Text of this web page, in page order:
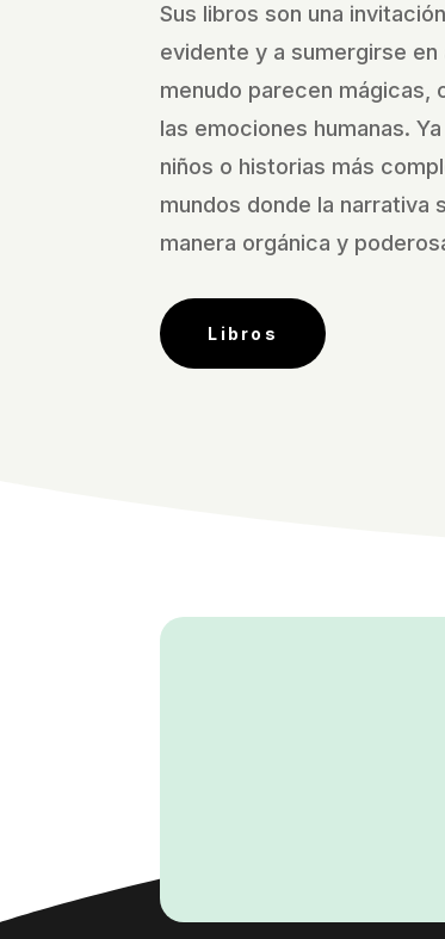
Sus libros son una
evidente y a sumergirse en
menudo parecen mágicas,
las emociones humanas.
niños o historias más
mundos donde la narrativa
manera orgánica y
Libros